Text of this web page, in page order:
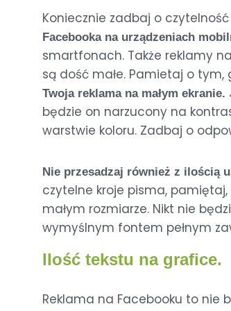
Koniecznie zadbaj o
Facebooka na urządzeniach
smartfonach. Także reklamy
są dość małe. Pamietaj o tym,
Twoja reklama na małym ekranie.
będzie on narzucony na
warstwie koloru. Zadbaj o
Nie przesadzaj również z ilością
czytelne kroje pisma,
małym rozmiarze. Nikt nie
wymyślnym fontem pełnym
Ilość tekstu na grafice.
Reklama na Facebooku to nie